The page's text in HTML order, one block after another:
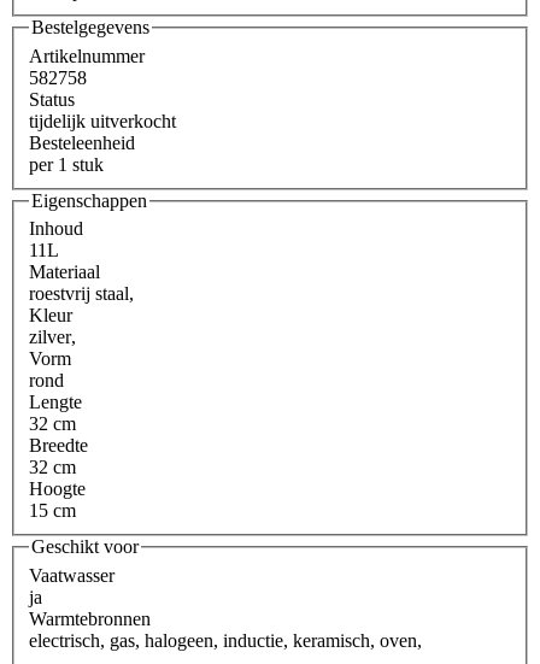
Bestelgegevens
Artikelnummer
582758
Status
tijdelijk uitverkocht
Besteleenheid
per 1 stuk
Eigenschappen
Inhoud
11L
Materiaal
roestvrij staal,
Kleur
zilver,
Vorm
rond
Lengte
32 cm
Breedte
32 cm
Hoogte
15 cm
Geschikt voor
Vaatwasser
ja
Warmtebronnen
electrisch, gas, halogeen, inductie, keramisch, oven,